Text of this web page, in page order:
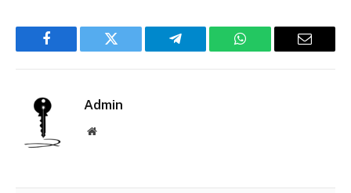
Facebook Twitter Telegram WhatsApp Email
Admin
Website